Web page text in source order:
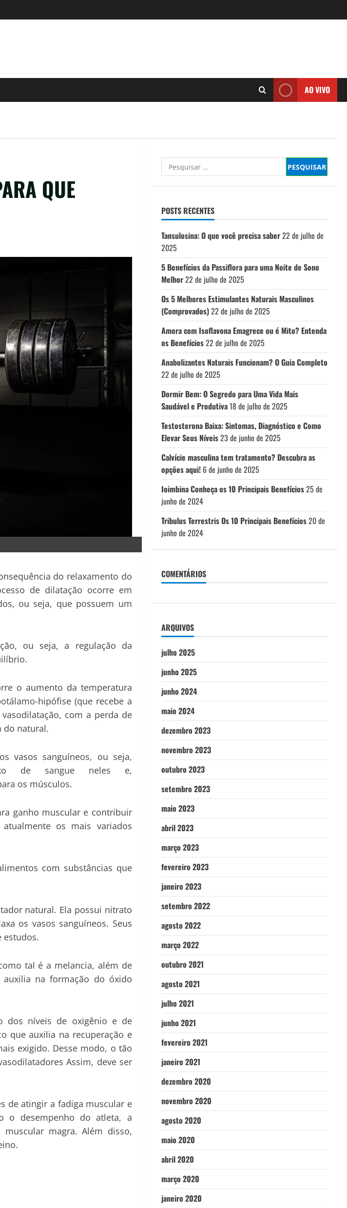
AO VIVO
QUE
do relaxamento do
de dilatação ocorre em
ou seja, que possuem um
ou seja, a regulação da
o aumento da temperatura
hipófise (que recebe a
com a perda de
do natural.
vasos sanguíneos, ou seja,
de sangue neles e,
os músculos.
ganho muscular e contribuir
os mais variados
com substâncias que
natural. Ela possui nitrato
os vasos sanguíneos. Seus
estudos.
tal é a melancia, além de
na formação do óxido
dos níveis de oxigênio e de
que auxilia na recuperação e
exigido. Desse modo, o tão
Assim, deve ser
de atingir a fadiga muscular e
o desempenho do atleta, a
muscularmagra. Além disso,
Pesquisar
por:
POSTS RECENTES
Tansulosina: O que você precisa saber22 de julho de
2025
5 Benefícios da Passiflora para uma Noite de Sono
Melhor22 de julho de 2025
Os 5 Melhores Estimulantes Naturais Masculinos
(Comprovados)22 de julho de 2025
Amora com Isoflavona Emagrece ou é Mito? Entenda
os Benefícios22 de julho de 2025
Anabolizantes Naturais Funcionam? O Guia Completo
22 de julho de 2025
Dormir Bem: O Segredo para Uma Vida Mais
Saudável e Produtiva18 de julho de 2025
Testosterona Baixa: Sintomas, Diagnóstico e Como
Elevar Seus Níveis23 de junho de 2025
Calvície masculina tem tratamento? Descubra as
opções aqui! 6 de junho de 2025
Ioimbina Conheça os 10 Principais Benefícios25 de
junho de 2024
Tribulus Terrestris Os 10 Principais Benefícios20 de
junho de 2024
COMENTÁRIOS
ARQUIVOS
julho 2025
junho 2025
junho 2024
maio 2024
dezembro 2023
novembro 2023
outubro 2023
setembro 2023
maio 2023
abril 2023
março 2023
fevereiro 2023
janeiro 2023
setembro 2022
agosto 2022
março 2022
outubro 2021
agosto 2021
julho 2021
junho 2021
fevereiro 2021
janeiro 2021
dezembro 2020
novembro 2020
agosto 2020
maio 2020
abril 2020
março 2020
janeiro 2020